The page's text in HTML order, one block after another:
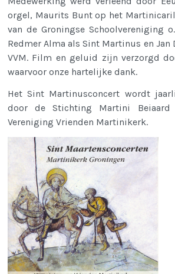
orgel, Maurits Bunt op het
van de Groningse Schoolvereniging
Redmer Alma als Sint Martinus en Jan
VVM. Film en geluid zijn verzorgd
waarvoor onze hartelijke dank.
Het Sint Martinusconcert wordt
door de Stichting Martini Beiaard
Vereniging Vrienden Martinikerk.